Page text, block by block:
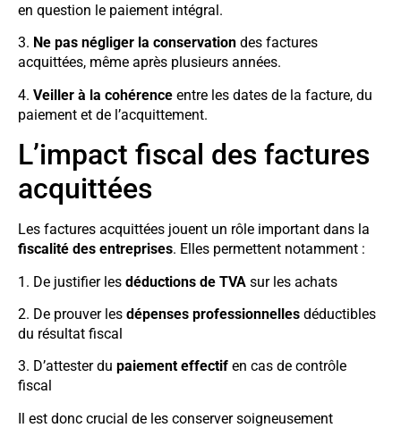
en question le paiement intégral.
3. Ne pas négliger la conservation des factures
acquittées, même après plusieurs années.
4. Veiller à la cohérence entre les dates de la facture, du
paiement et de l’acquittement.
L’impact fiscal des factures
acquittées
Les factures acquittées jouent un rôle important dans la
fiscalité des entreprises. Elles permettent notamment :
1. De justifier les déductions de TVA sur les achats
2. De prouver les dépenses professionnelles déductibles
du résultat fiscal
3. D’attester du paiement effectif en cas de contrôle
fiscal
Il est donc crucial de les conserver soigneusement